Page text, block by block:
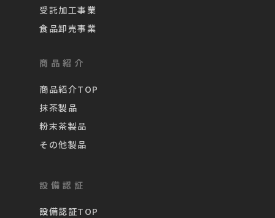
受託加工事業
食品卸売事業
商品紹介
商品紹介TOP
抹茶製品
粉末茶製品
その他製品
設備認証
設備認証TOP